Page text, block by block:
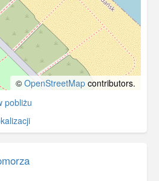
© OpenStreetMap contributors.
pobliżu